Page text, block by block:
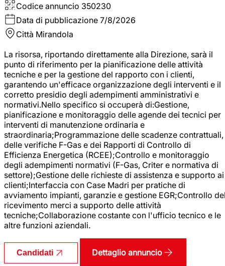
Codice annuncio 350230
Data di pubblicazione 7/8/2026
Città Mirandola
La risorsa, riportando direttamente alla Direzione, sarà il
punto di riferimento per la pianificazione delle attività
tecniche e per la gestione del rapporto con i clienti,
garantendo un'efficace organizzazione degli interventi e il
corretto presidio degli adempimenti amministrativi e
normativi.Nello specifico si occuperà di:Gestione,
pianificazione e monitoraggio delle agende dei tecnici per
interventi di manutenzione ordinaria e
straordinaria;Programmazione delle scadenze contrattuali,
delle verifiche F-Gas e dei Rapporti di Controllo di
Efficienza Energetica (RCEE);Controllo e monitoraggio
degli adempimenti normativi (F-Gas, Criter e normativa di
settore);Gestione delle richieste di assistenza e supporto ai
clienti;Interfaccia con Case Madri per pratiche di
avviamento impianti, garanzie e gestione EGR;Controllo
ricevimento merci a supporto delle attività
tecniche;Collaborazione costante con l'ufficio tecnico e le
altre funzioni aziendali.
Candidati Dettaglio annuncio